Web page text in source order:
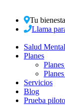
Tu
Llama
Salud Mental
Planes
Servicios
Blog
Prueba